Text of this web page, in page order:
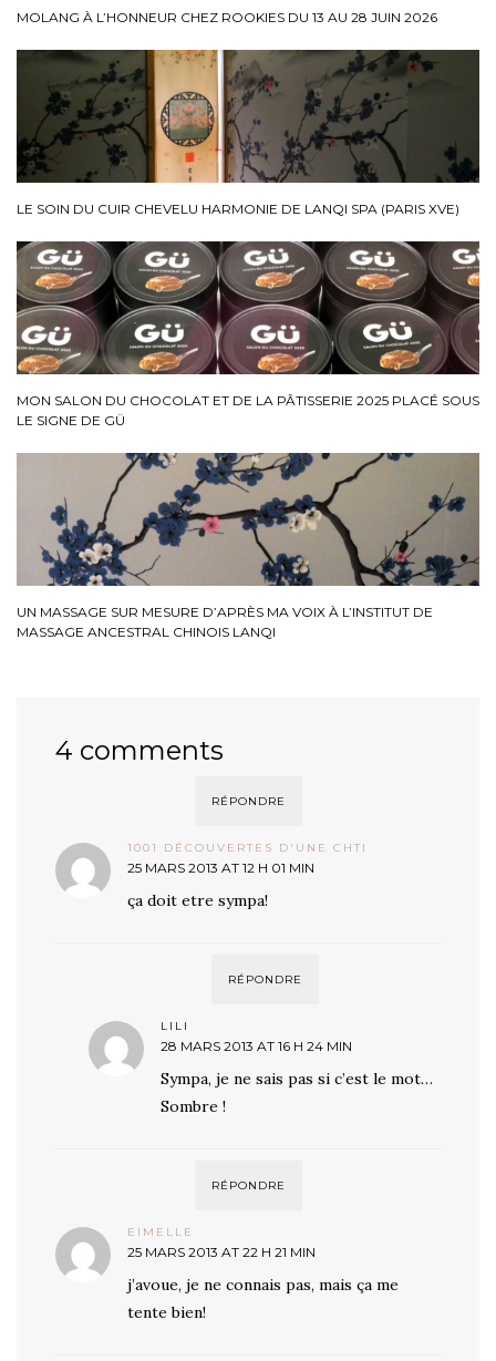
MOLANG À L’HONNEUR CHEZ ROOKIES DU 13 AU 28 JUIN 2026
LE SOIN DU CUIR CHEVELU HARMONIE DE LANQI SPA (PARIS XVE)
MON SALON DU CHOCOLAT ET DE LA PÂTISSERIE 2025 PLACÉ SOUS
LE SIGNE DE GÜ
UN MASSAGE SUR MESURE D’APRÈS MA VOIX À L’INSTITUT DE
MASSAGE ANCESTRAL CHINOIS LANQI
4 comments
RÉPONDRE
1001 DÉCOUVERTES D'UNE CHTI
25 MARS 2013 AT 12 H 01 MIN
ça doit etre sympa!
RÉPONDRE
LILI
28 MARS 2013 AT 16 H 24 MIN
Sympa, je ne sais pas si c’est le mot…
Sombre !
RÉPONDRE
EIMELLE
25 MARS 2013 AT 22 H 21 MIN
j’avoue, je ne connais pas, mais ça me
tente bien!